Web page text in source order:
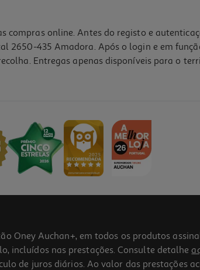
online. Antes do registo e
2650-435 Amadora. Após o login e em
Entregas apenas disponíveis para o
Oney Auchan+, em todos os produtos
incluídos nas prestações. Consulte detalhe
de juros diários. Ao valor das prestações